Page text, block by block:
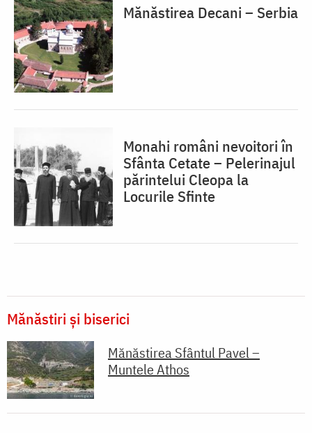
Mănăstirea Decani – Serbia
Monahi români nevoitori în
Sfânta Cetate – Pelerinajul
părintelui Cleopa la
Locurile Sfinte
Mănăstiri și biserici
Mănăstirea Sfântul Pavel –
Muntele Athos